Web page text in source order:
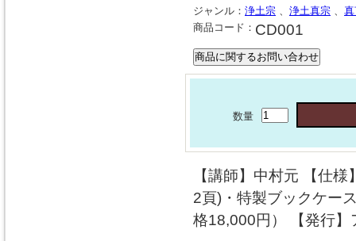
ジャンル： 浄土宗 、 浄土真宗 、
商品コード： CD001
数量
【講師】中村元 【仕
2頁)・特製ブックケー
格18,000円） 【発行】